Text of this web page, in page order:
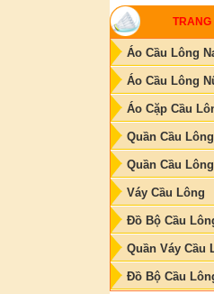
TRANG
Áo Cầu Lông
Áo Cầu Lông
Áo Cặp Cầu
Quần Cầu
Quần Cầu
Váy Cầu Lông
Đồ Bộ Cầu
Quần Váy Cầu
Đồ Bộ Cầu